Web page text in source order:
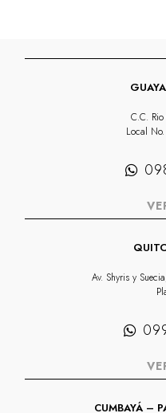
C.C.
Local
Av. Shyris y
CUMBAYÁ –